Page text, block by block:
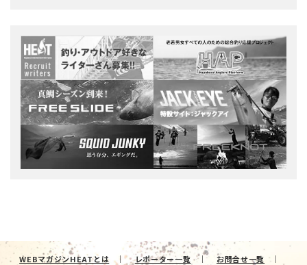
WEBマガジンHEATとは レポーター一覧 お問合せ一覧